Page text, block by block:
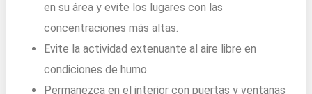
en su área y evite los lugares con las
concentraciones más altas.
Evite la actividad extenuante al aire libre en
condiciones de humo.
Permanezca en el interior con puertas y ventanas